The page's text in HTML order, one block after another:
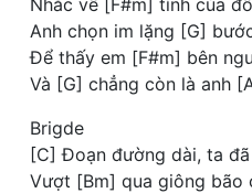
Nhắc về [F#m] tình của
Anh chọn im lặng [G]
Để thấy em [F#m] bên
Và [G] chẳng còn là anh
Brigde
[C] Đoạn đường dài, ta
Vượt [Bm] qua giông bão